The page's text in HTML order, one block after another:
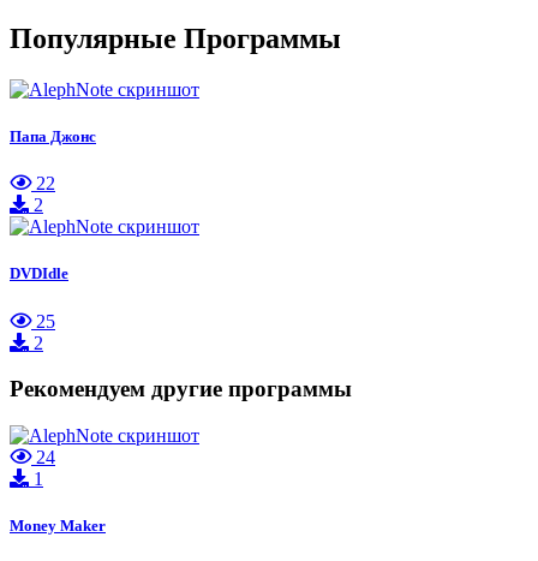
Популярные Программы
Папа Джонс
22
2
DVDIdle
25
2
Рекомендуем другие программы
24
1
Money Maker